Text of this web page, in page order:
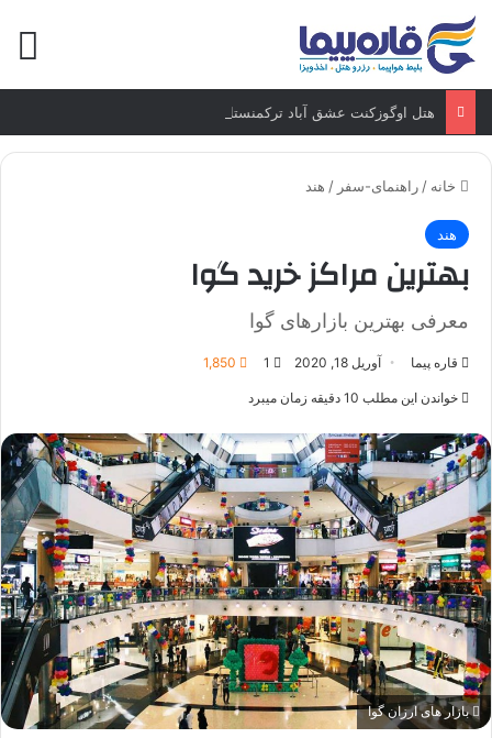
هتل اوگوزکنت عشق آباد ترکمنستان
خانه /راهنمای-سفر / هند
هند
بهترین مراکز خرید گوا
معرفی بهترین بازارهای گوا
قاره پیما آوریل 18, 2020 1
1,850
خواندن این مطلب 10 دقیقه زمان میبرد
بازار های ارزان گوا